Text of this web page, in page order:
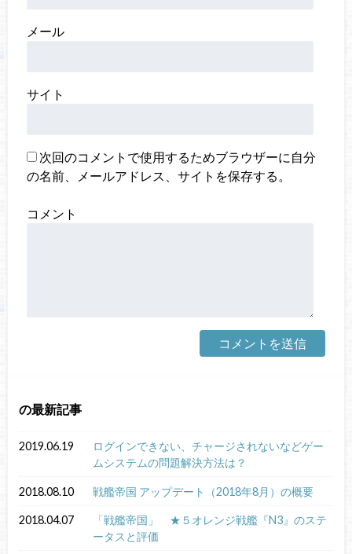
メール
サイト
次回のコメントで使用するためブラウザーに自分
の名前、メールアドレス、サイトを保存する。
コメント
の最新記事
2019.06.19
ログインできない、チャージされないなどゲー
ムシステムの問題解決方法は？
2018.08.10 戦艦帝国 アップデート（2018年8月）の概要
2018.04.07
「戦艦帝国」 ★５オレンジ戦艦『N3』のステ
ータスと評価